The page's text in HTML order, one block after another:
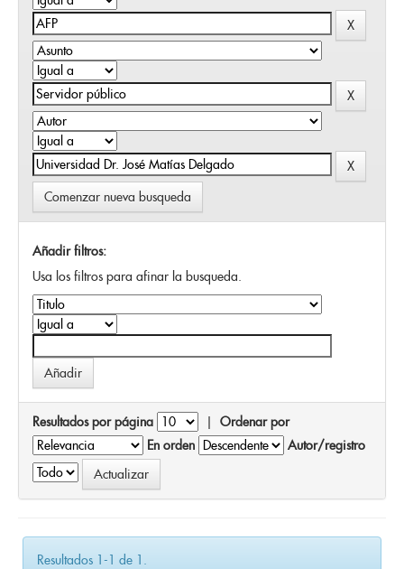
Comenzar nueva busqueda
Añadir filtros:
Usa los filtros para afinar la busqueda.
Resultados por página | Ordenar por
En orden
Autor/registro
Resultados 1-1 de 1.